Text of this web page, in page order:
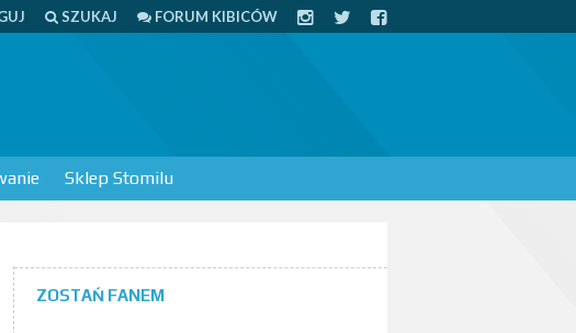
SZUKAJ FORUM KIBICÓW
Sklep Stomilu
ZOSTAŃ FANEM